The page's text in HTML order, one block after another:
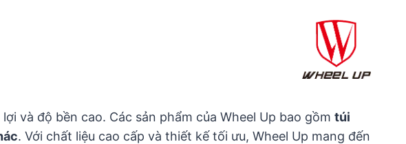
và độ bền cao. Các sản phẩm của Wheel Up bao gồm túi
. Với chất liệu cao cấp và thiết kế tối ưu, Wheel Up mang đến